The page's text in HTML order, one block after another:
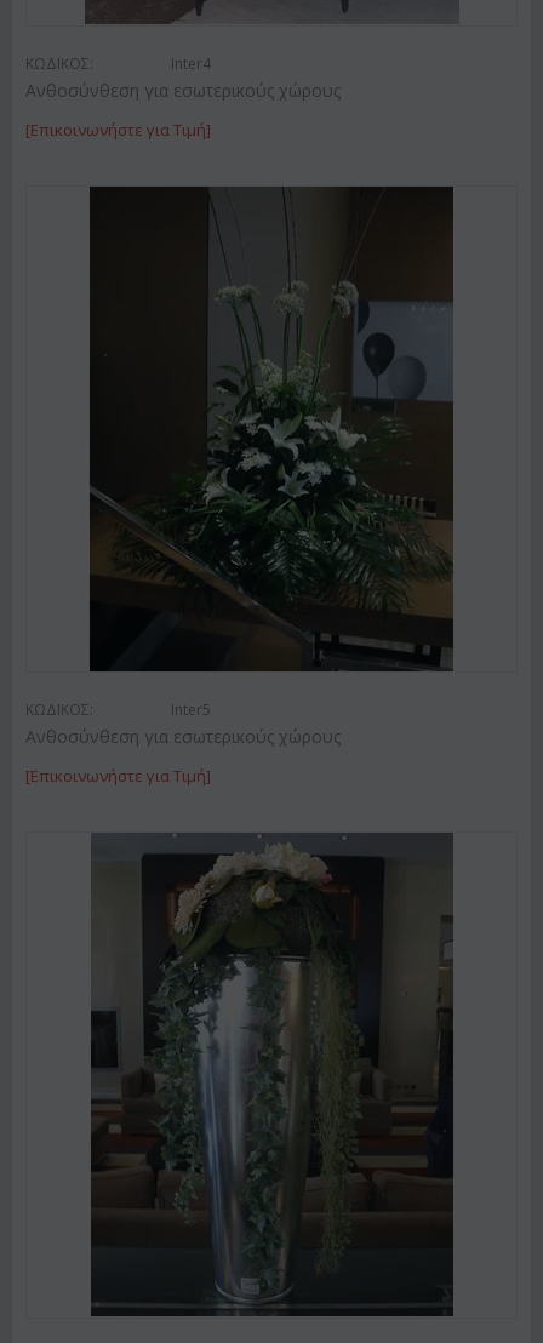
ΚΩΔΙΚΟΣ: Inter4
Ανθοσύνθεση για εσωτερικούς χώρους
[Επικοινωνήστε για Τιμή]
ΚΩΔΙΚΟΣ: Inter5
Ανθοσύνθεση για εσωτερικούς χώρους
[Επικοινωνήστε για Τιμή]